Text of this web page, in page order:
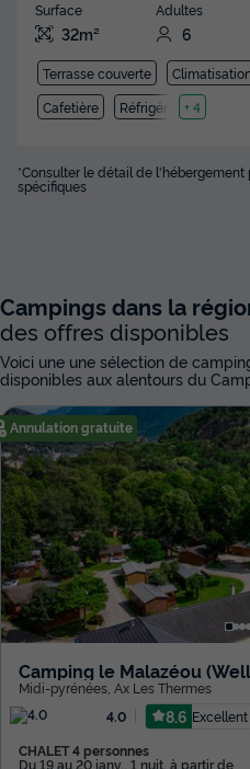
Surface
32m²
Adultes
6
Terrasse couverte
Cafetière
Réfrigérateur
+ 4
*Consulter le détail de
spécifiques
Campings dans la
des offres disponibles
Voici une une sélection de
disponibles aux alentours du
Annulation gratuite
Midi-pyrénées Ax Les Thermes
4.0
8.6 Excellent
CHALET 4 personnes
Du 19 au 20 janv., 1 nuit, à partir de